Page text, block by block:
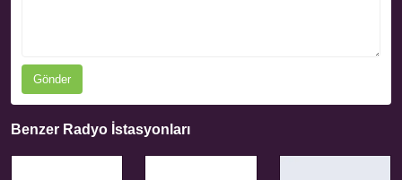
Gönder
Benzer Radyo İstasyonları